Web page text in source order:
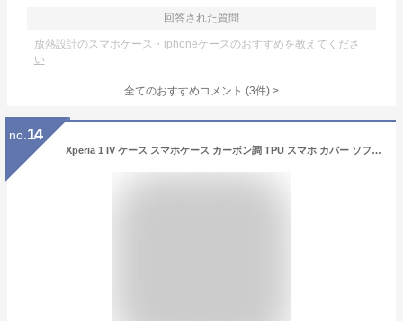
回答された質問
放熱設計のスマホケース・iphoneケースのおすすめを教えてくださ
い
全てのおすすめコメント (3件) >
no. 14
Xperia 1 IV ケース スマホケース カーボン調 TPU スマホ カバー ソフトケース スタイリッシュ 薄型 さらさら ケース 放熱 シンプル SO-51C SOG06 エクスペリア1 4 ソニー